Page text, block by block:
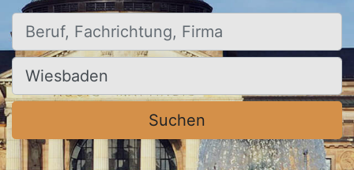
Beruf, Fachrichtung, Firma
Ort, Stadt
Suchen